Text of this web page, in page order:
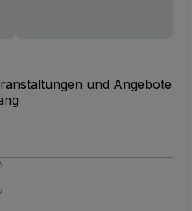
und Angebote